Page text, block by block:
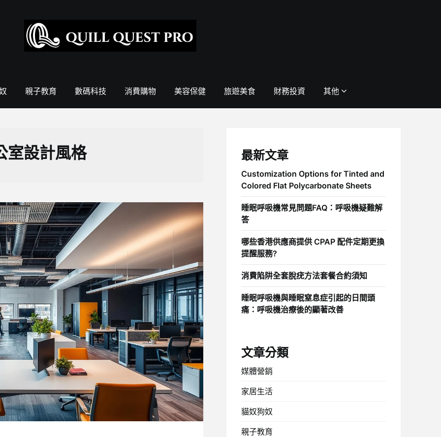
親子教育 數碼科技 消費購物 美容保健 旅遊美食 財務投資 其他
室設計風格 最新文章
Customization Options for Tinted and
Colored Flat Polycarbonate Sheets
睡眠呼吸機常見問題FAQ：呼吸機疑難解
答
哪些香港供應商提供 CPAP 配件定期更換
提醒服務?
消費陷阱全套脫疣方法套餐合約須知
睡眠呼吸機與睡眠窒息症引起的日間頭
痛：呼吸機治療後的顯著改善
文章分類
媒體營銷
家居生活
貓奴狗奴
親子教育